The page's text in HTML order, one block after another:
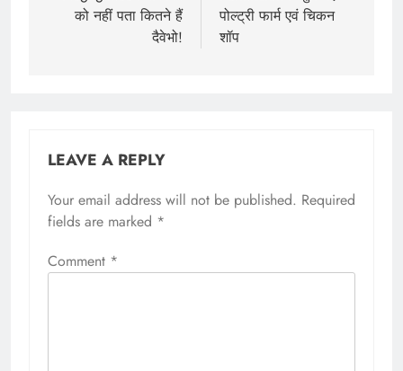
को नहीं पता कितने हैं
दैवेभो!
पोल्ट्री फार्म एवं चिकन
शॉप
LEAVE A REPLY
Your email address will not be published. Required
fields are marked *
Comment *